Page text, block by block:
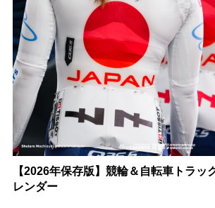
【2026年保存版】競輪＆自転車トラッ
レンダー